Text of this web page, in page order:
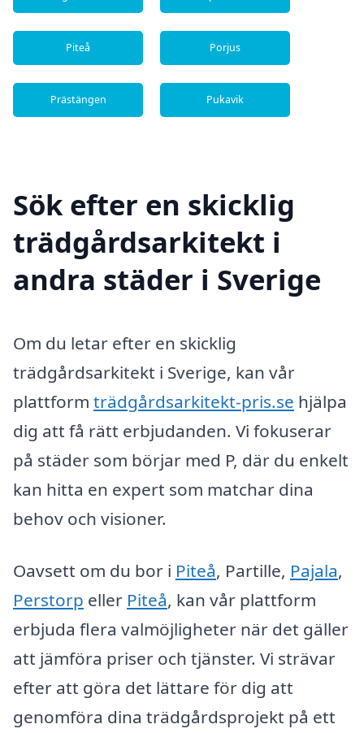
Piteå Porjus
Prästängen Pukavik
Sök efter en skicklig
trädgårdsarkitekt i
andra städer i Sverige
Om du letar efter en skicklig
trädgårdsarkitekt i Sverige, kan vår
plattform trädgårdsarkitekt-pris.se hjälpa
dig att få rätt erbjudanden. Vi fokuserar
på städer som börjar med P, där du enkelt
kan hitta en expert som matchar dina
behov och visioner.
Oavsett om du bor i Piteå, Partille, Pajala,
Perstorp eller Piteå, kan vår plattform
erbjuda flera valmöjligheter när det gäller
att jämföra priser och tjänster. Vi strävar
efter att göra det lättare för dig att
genomföra dina trädgårdsprojekt på ett